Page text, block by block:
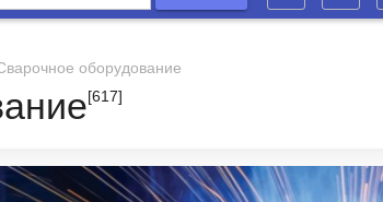
оборудование
[617]